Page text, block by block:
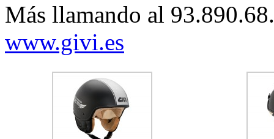
Más llamando al
www.givi.es